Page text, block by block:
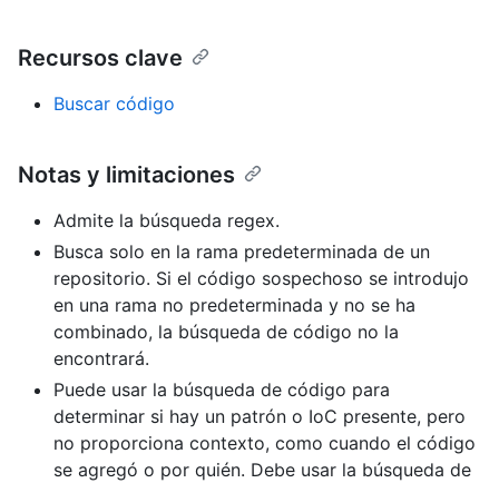
Recursos clave
Buscar código
Notas y limitaciones
Admite la búsqueda regex.
Busca solo en la rama predeterminada de un
repositorio. Si el código sospechoso se introdujo
en una rama no predeterminada y no se ha
combinado, la búsqueda de código no la
encontrará.
Puede usar la búsqueda de código para
determinar si hay un patrón o IoC presente, pero
no proporciona contexto, como cuando el código
se agregó o por quién. Debe usar la búsqueda de